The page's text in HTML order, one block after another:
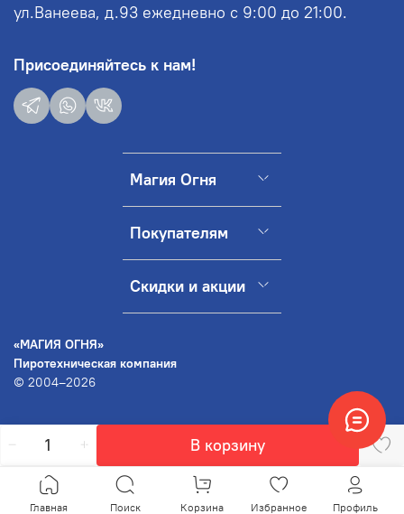
В корзину
Магия Огня
Покупателям
Скидки и акции
ул.Ванеева, д.93 ежедневно с 9:00 до 21:00.
Присоединяйтесь к нам!
«МАГИЯ ОГНЯ»
Пиротехническая компания
© 2004–2026
Главная Поиск Корзина Избранное Профиль